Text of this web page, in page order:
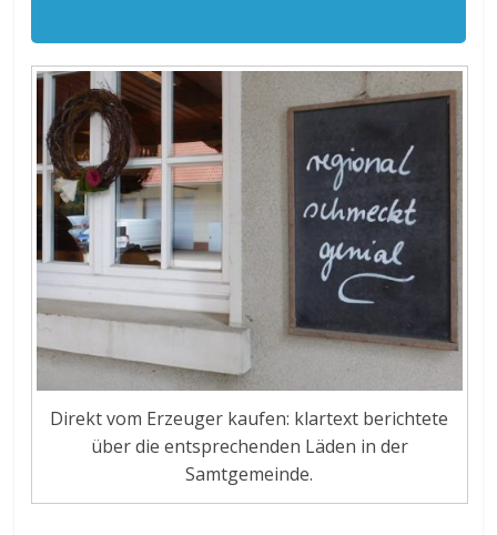
Direkt vom Erzeuger kaufen: klartext berichtete
über die entsprechenden Läden in der
Samtgemeinde.